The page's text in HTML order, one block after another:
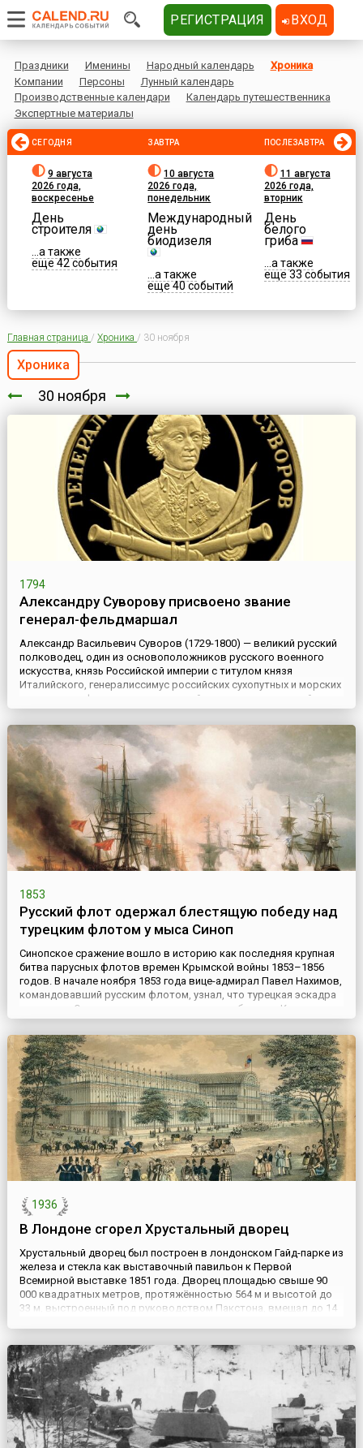
Праздники Именины Народный календарь
Хроника
Компании
Персоны
Лунный календарь
Производственные календари
Календарь путешественника
Экспертные материалы
СЕГОДНЯ
9 августа
2026 года,
воскресенье
День
строителя
...а также
еще 42 события
ЗАВТРА
10 августа
2026 года,
понедельник
Международный
день
биодизеля
...а также
еще 40 событий
ПОСЛЕЗАВТРА
11 августа
2026 года,
вторник
День
белого
гриба
...а также
еще 33 события
Главная страница / Хроника / 30 ноября
Хроника
30 ноября
1794
Александру Суворову присвоено звание
генерал-фельдмаршал
Александр Васильевич Суворов (1729-1800) — великий русский
полководец, один из основоположников русского военного
искусства, князь Российской империи с титулом князя
Италийского, генералиссимус российских сухопутных и морских
сил, генерал-фельдмаршал австрийских и сардинских войск,
Сардинского королевства гранд и принц королевской крови (с
титулом «кузен короля»), кавалер всех российских и многих ...
1853
Русский флот одержал блестящую победу над
турецким флотом у мыса Синоп
Синопское сражение вошло в историю как последняя крупная
битва парусных флотов времен Крымской войны 1853–1856
годов. В начале ноября 1853 года вице-адмирал Павел Нахимов,
командовавший русским флотом, узнал, что турецкая эскадра
во главе с Османом-паши, направившись к берегам Кавказа,
вышла из Босфора и укрылась от шторма в Синопской бухте. В
распоряжении Нахимова было три 84-пушечных лин...
1936
В Лондоне сгорел Хрустальный дворец
Хрустальный дворец был построен в лондонском Гайд-парке из
железа и стекла как выставочный павильон к Первой
Всемирной выставке 1851 года. Дворец площадью свыше 90
000 квадратных метров, протяжённостью 564 м и высотой до
33 м, выстроенный под руководством Пакстона, вмещал до 14
посетителей...
РЕГИСТРАЦИЯ ВХОД